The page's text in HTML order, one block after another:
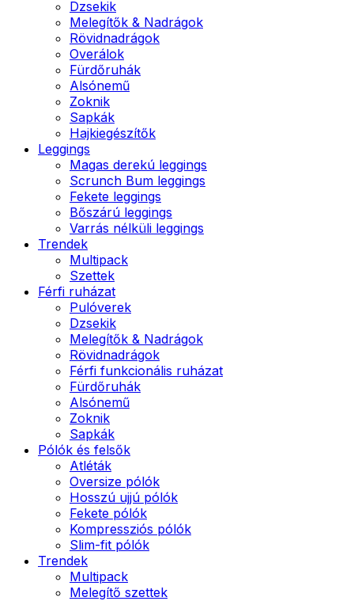
Dzsekik
Melegítők & Nadrágok
Rövidnadrágok
Overálok
Fürdőruhák
Alsónemű
Zoknik
Sapkák
Hajkiegészítők
Leggings
Magas derekú leggings
Scrunch Bum leggings
Fekete leggings
Bőszárú leggings
Varrás nélküli leggings
Trendek
Multipack
Szettek
Férfi ruházat
Pulóverek
Dzsekik
Melegítők & Nadrágok
Rövidnadrágok
Férfi funkcionális ruházat
Fürdőruhák
Alsónemű
Zoknik
Sapkák
Pólók és felsők
Atléták
Oversize pólók
Hosszú ujjú pólók
Fekete pólók
Kompressziós pólók
Slim-fit pólók
Trendek
Multipack
Melegítő szettek